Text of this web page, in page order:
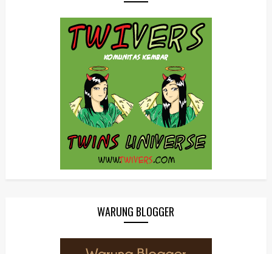
WARUNG BLOGGER